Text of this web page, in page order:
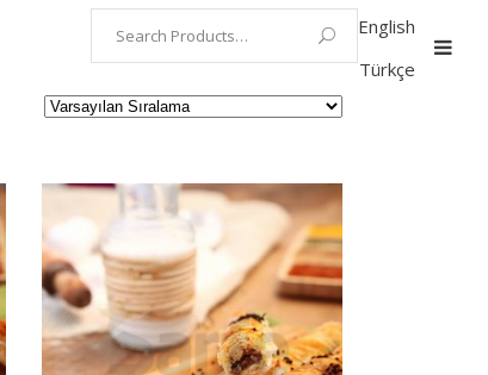
English
Türkçe
DEVAMINI OKU